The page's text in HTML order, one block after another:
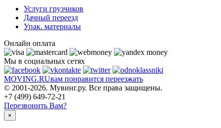
Услуги грузчиков
Дачный переезд
Упак. материалы
Онлайн оплата
Мы в социальных сетях
MOVING.RUвам понравится переезжать
© 2001-2026. Мувинг.ру. Все права защищены.
+7 (499) 649-72-21
Перезвонить Вам?
×